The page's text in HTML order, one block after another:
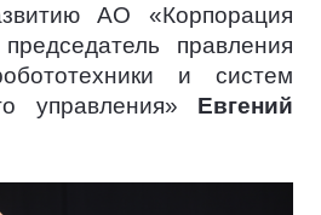
АО «Корпорация
правления
и систем
управления» Евгений